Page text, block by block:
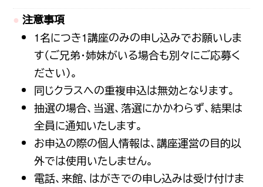
注意事項
1名につき1講座のみの申し込みでお願いしま
す（ご兄弟・姉妹がいる場合も別々にご応募く
ださい）。
同じクラスへの重複申込は無効となります。
抽選の場合、当選、落選にかかわらず、結果は
全員に通知いたします。
お申込の際の個人情報は、講座運営の目的以
外では使用いたしません。
電話、来館、はがきでの申し込みは受け付けま